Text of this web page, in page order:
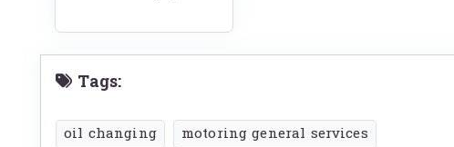
Tags:
oil changing motoring general services